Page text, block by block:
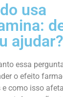
usa
ajudar?
essa
o efeito
como isso